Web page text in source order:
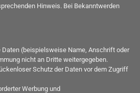
Hinweis. Bei Bekanntwerden
(beispielsweise Name, Anschrift oder
nicht an Dritte weitergegeben.
Schutz der Daten vor dem Zugriff
Werbung und